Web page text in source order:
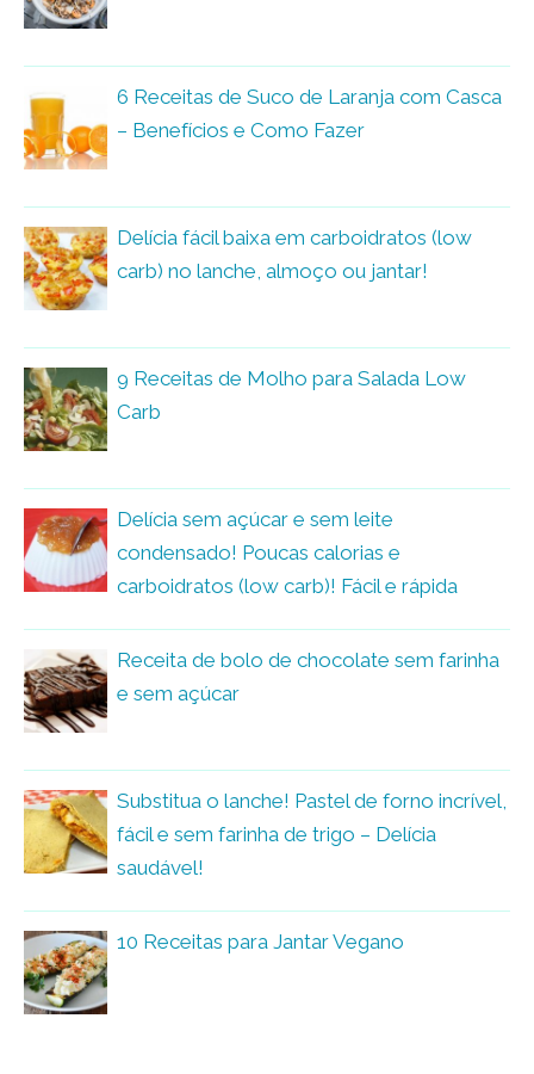
6 Receitas de Suco de Laranja com Casca
– Benefícios e Como Fazer
Delícia fácil baixa em carboidratos (low
carb) no lanche, almoço ou jantar!
9 Receitas de Molho para Salada Low
Carb
Delícia sem açúcar e sem leite
condensado! Poucas calorias e
carboidratos (low carb)! Fácil e rápida
Receita de bolo de chocolate sem farinha
e sem açúcar
Substitua o lanche! Pastel de forno incrível,
fácil e sem farinha de trigo – Delícia
saudável!
10 Receitas para Jantar Vegano